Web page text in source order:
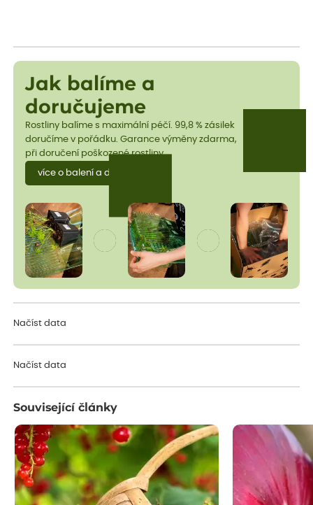
Jak balíme a
doručujeme
Rostliny balíme s maximální péčí. 99,8 % zásilek
doručíme v pořádku. Garance výměny zdarma,
při doručení poškozené rostliny.
více o balení a dopravě
Načíst data
Načíst data
Související články